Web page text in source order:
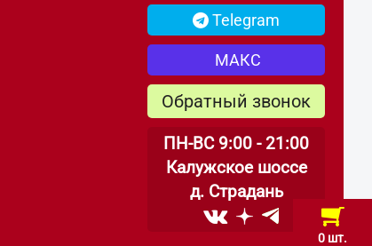
0 шт.
Telegram
МАКС
Обратный звонок
ПН-ВС 9:00 - 21:00
Калужское шоссе
д. Страдань